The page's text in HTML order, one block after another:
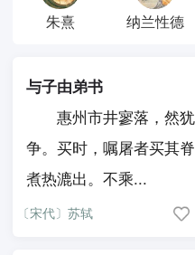
朱熹 纳兰性德
与子由弟书
惠州市井寥落，然犹
争。买时，嘱屠者买其
煮热漉出。不乘...
〔宋代〕苏轼